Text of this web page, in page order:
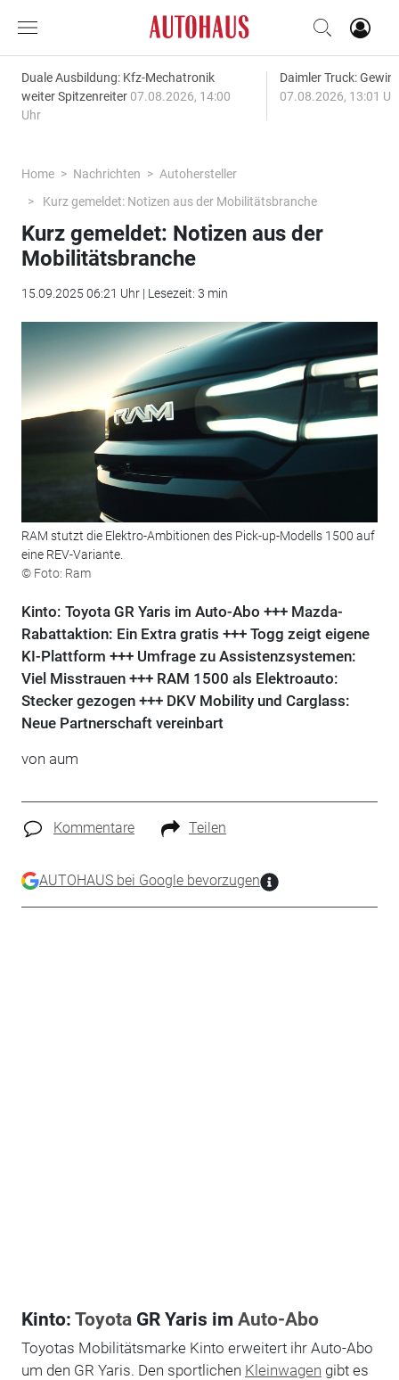
Duale Ausbildung: Kfz-Mechatronik
weiter Spitzenreiter 07.08.2026, 14:00
Uhr
Daimler Truck:
07.08.2026, 13:01
Home Nachrichten
Autohersteller
Kurz gemeldet: Notizen aus der Mobilitätsbranche
Kurz gemeldet: Notizen aus der
Mobilitätsbranche
15.09.2025 06:21 Uhr | Lesezeit: 3 min
RAM stutzt die Elektro-Ambitionen des Pick-up-Modells 1500 auf
eine REV-Variante.
© Foto: Ram
Kinto: Toyota GR Yaris im Auto-Abo +++ Mazda-
Rabattaktion: Ein Extra gratis +++ Togg zeigt eigene
KI-Plattform +++ Umfrage zu Assistenzsystemen:
Viel Misstrauen +++ RAM 1500 als Elektroauto:
Stecker gezogen +++ DKV Mobility und Carglass:
Neue Partnerschaft vereinbart
von aum
Kommentare Teilen
AUTOHAUS bei Google bevorzugen
Kinto: ToyotaGR Yaris im Auto-Abo
Toyotas Mobilitätsmarke Kinto erweitert ihr Auto-Abo
um den GR Yaris. Den sportlichen Kleinwagen gibt es